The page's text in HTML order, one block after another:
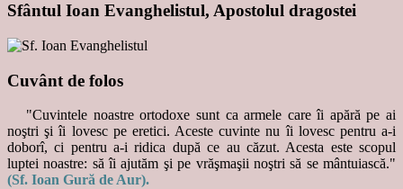
Sfântul Ioan Evanghelistul, Apostolul dragostei
Cuvânt de folos
"Cuvintele noastre ortodoxe sunt ca armele care îi apără pe ai
noştri şi îi lovesc pe eretici. Aceste cuvinte nu îi lovesc pentru a-i
doborî, ci pentru a-i ridica după ce au căzut. Acesta este scopul
luptei noastre: să îi ajutăm şi pe vrăşmaşii noştri să se mântuiască."
(Sf. Ioan Gură de Aur).